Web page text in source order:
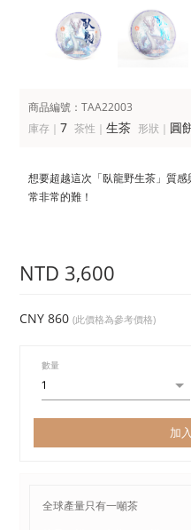
商品編號：TAA22003
庫存｜7 茶性｜生茶 形狀｜ 圓
想要超越這次「臥龍野生茶」質
常非常的難！
NTD 3,600
CNY 860(此價格為參考價格)
數量
加
全球產量只有一噸茶